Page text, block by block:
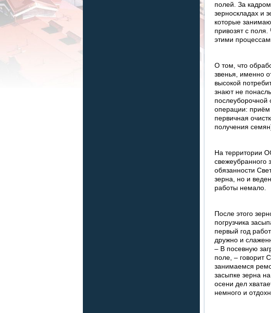
полей. За
зерноскладах и
которые
привозят с
этими
О том, что
звенья, именно
высокой
знают не
послеуборочной
операции: приём
первичная
получения
На территории
свежеубранного
обязанности
зерна, но и
работы немало.
После этого
погрузчика
первый год
дружно и
– В посевную
поле, – говорит
занимаемся
засыпке зерна
осени дел
немного и